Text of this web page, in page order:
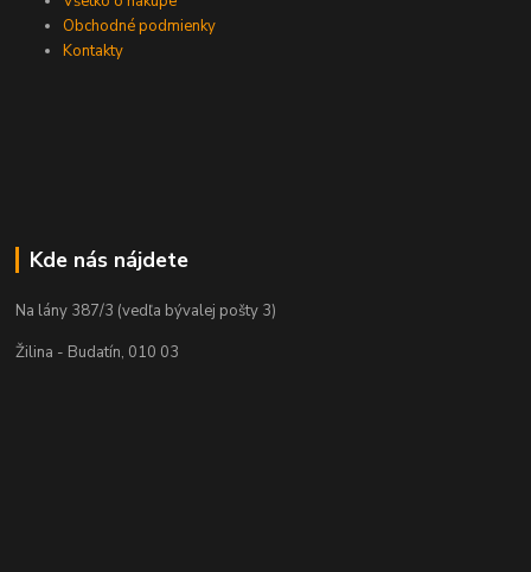
Obchodné podmienky
Kontakty
Kde nás nájdete
Na lány 387/3 (vedľa bývalej pošty 3)
Žilina - Budatín, 010 03